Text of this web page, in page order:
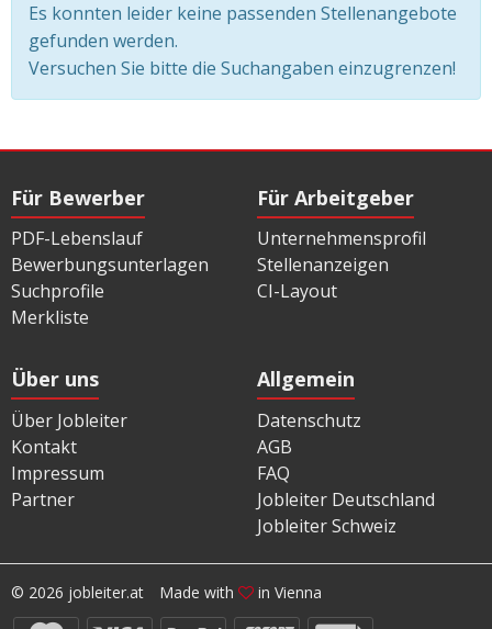
Es konnten leider keine passenden Stellenangebote
gefunden werden.
Versuchen Sie bitte die Suchangaben einzugrenzen!
Für Bewerber
PDF-Lebenslauf
Bewerbungsunterlagen
Suchprofile
Merkliste
Für Arbeitgeber
Unternehmensprofil
Stellenanzeigen
CI-Layout
Über uns
Über Jobleiter
Kontakt
Impressum
Partner
Allgemein
Datenschutz
AGB
FAQ
Jobleiter Deutschland
Jobleiter Schweiz
© 2026 jobleiter.at Made with in Vienna